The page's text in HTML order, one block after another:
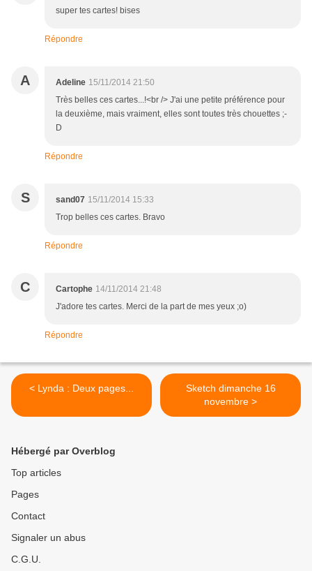
super tes cartes! bises
Répondre
A Adeline 15/11/2014 21:50
Très belles ces cartes...!<br /> J'ai une petite préférence pour
la deuxième, mais vraiment, elles sont toutes très chouettes ;-
D
Répondre
S sand07 15/11/2014 15:33
Trop belles ces cartes. Bravo
Répondre
C Cartophe 14/11/2014 21:48
J'adore tes cartes. Merci de la part de mes yeux ;o)
Répondre
< Lynda : Deux pages...
Sketch dimanche 16
novembre >
Hébergé par Overblog
Top articles
Pages
Contact
Signaler un abus
C.G.U.